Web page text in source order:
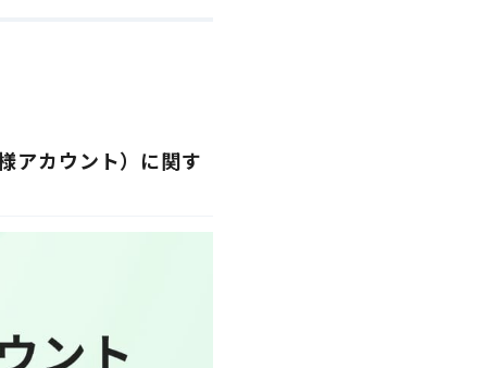
アカウント）に関す